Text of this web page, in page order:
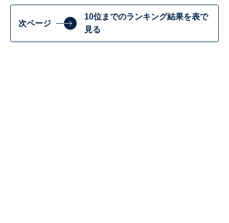
次ページ
10位までのランキング結果を表で
見る